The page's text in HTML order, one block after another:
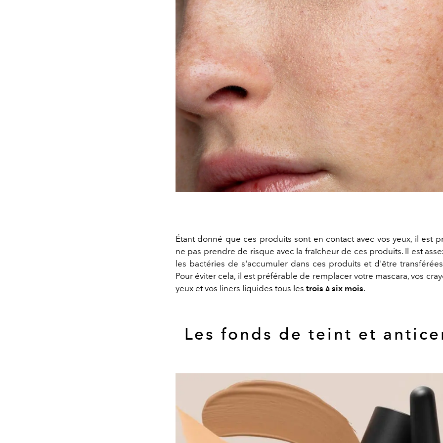
Étant donné que ces produits sont en contact avec vos yeux, il est
ne pas prendre de risque avec la fraîcheur de ces produits. Il est
les bactéries de s'accumuler dans ces produits et d'être
Pour éviter cela, il est préférable de remplacer votre mascara, vos
yeux et vos liners liquides tous les trois à six mois.
Les fonds de teint et